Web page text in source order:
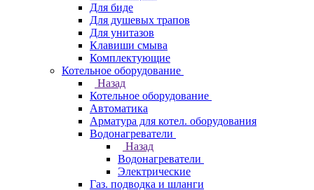
Для биде
Для душевых трапов
Для унитазов
Клавиши смыва
Комплектующие
Котельное оборудование
Назад
Котельное оборудование
Автоматика
Арматура для котел. оборудования
Водонагреватели
Назад
Водонагреватели
Электрические
Газ. подводка и шланги